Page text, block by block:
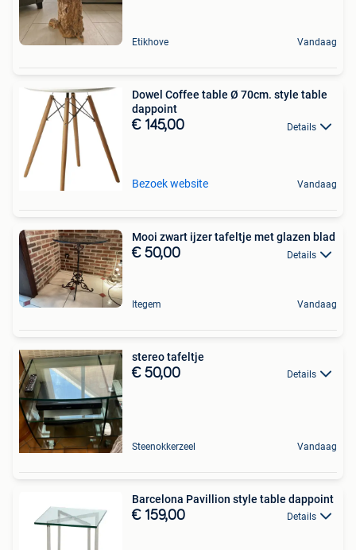
Etikhove Vandaag
Dowel Coffee table Ø 70cm. style table
dappoint
€ 145,00 Details
Bezoek website Vandaag
Mooi zwart ijzer tafeltje met glazen blad
€ 50,00 Details
Itegem Vandaag
stereo tafeltje
€ 50,00 Details
Steenokkerzeel Vandaag
Barcelona Pavillion style table dappoint
€ 159,00 Details